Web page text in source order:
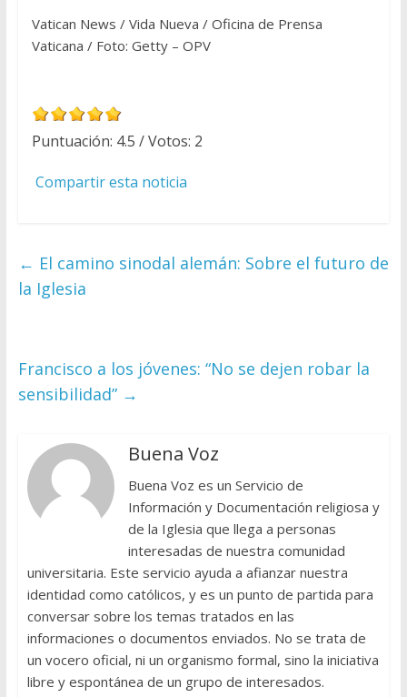
Vatican News / Vida Nueva / Oficina de Prensa
Vaticana / Foto: Getty – OPV
Puntuación: 4.5 / Votos: 2
Compartir esta noticia
← El camino sinodal alemán: Sobre el futuro de
la Iglesia
Francisco a los jóvenes: “No se dejen robar la
sensibilidad” →
Buena Voz
Buena Voz es un Servicio de
Información y Documentación religiosa y
de la Iglesia que llega a personas
interesadas de nuestra comunidad
universitaria. Este servicio ayuda a afianzar nuestra
identidad como católicos, y es un punto de partida para
conversar sobre los temas tratados en las
informaciones o documentos enviados. No se trata de
un vocero oficial, ni un organismo formal, sino la iniciativa
libre y espontánea de un grupo de interesados.